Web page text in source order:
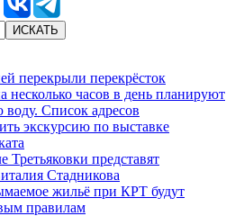
перекрыли перекрёсток
несколько часов в день планируют
Список адресов
экскурсию по выставке
Третьяковки представят
Стадникова
жильё при КРТ будут
правилам